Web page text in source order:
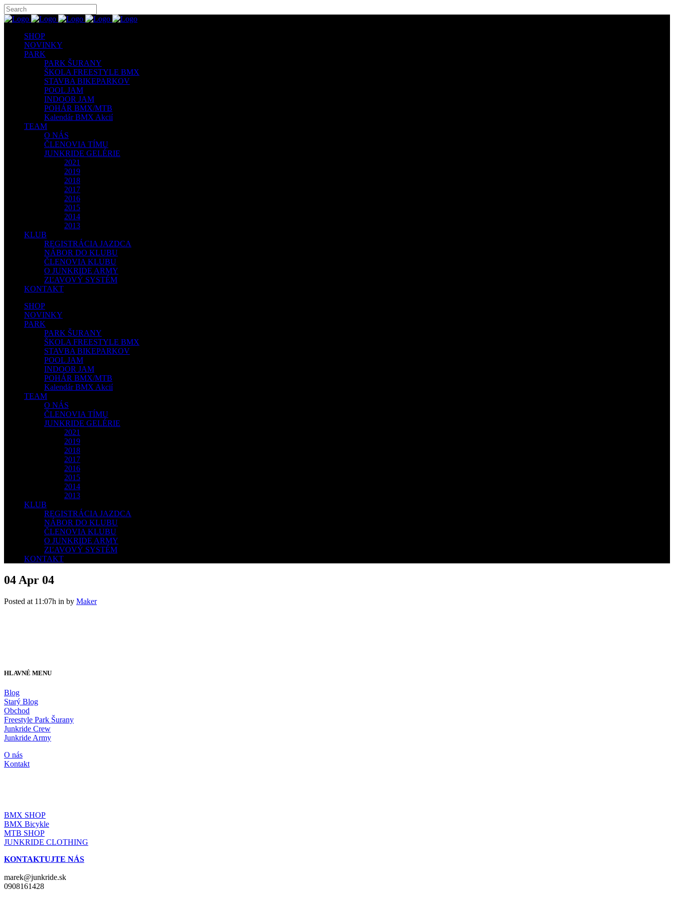
SHOP
NOVINKY
PARK
PARK ŠURANY
ŠKOLA FREESTYLE BMX
STAVBA BIKEPARKOV
POOL JAM
INDOOR JAM
POHÁR BMX/MTB
Kalendár BMX Akcií
TEAM
O NÁS
ČLENOVIA TÍMU
JUNKRIDE GELÉRIE
2021
2019
2018
2017
2016
2015
2014
2013
KLUB
REGISTRÁCIA JAZDCA
NÁBOR DO KLUBU
ČLENOVIA KLUBU
O JUNKRIDE ARMY
ZĽAVOVÝ SYSTÉM
KONTAKT
SHOP
NOVINKY
PARK
PARK ŠURANY
ŠKOLA FREESTYLE BMX
STAVBA BIKEPARKOV
POOL JAM
INDOOR JAM
POHÁR BMX/MTB
Kalendár BMX Akcií
TEAM
O NÁS
ČLENOVIA TÍMU
JUNKRIDE GELÉRIE
2021
2019
2018
2017
2016
2015
2014
2013
KLUB
REGISTRÁCIA JAZDCA
NÁBOR DO KLUBU
ČLENOVIA KLUBU
O JUNKRIDE ARMY
ZĽAVOVÝ SYSTÉM
KONTAKT
04 Apr 04
Posted at 11:07h in by Maker
HLAVNÉ MENU
Blog
Starý Blog
Obchod
Freestyle Park Šurany
Junkride Crew
Junkride Army
O nás
Kontakt
BMX SHOP
BMX Bicykle
MTB SHOP
JUNKRIDE CLOTHING
KONTAKTUJTE NÁS
marek@junkride.sk
0908161428